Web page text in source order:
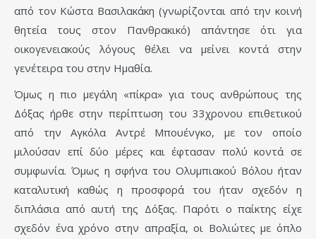
από τον Κώστα Βασιλακάκη (γνωρίζονται από την κοινή
θητεία τους στον Πανθρακικό) απάντησε ότι για
οικογενειακούς λόγους θέλει να μείνει κοντά στην
γενέτειρα του στην Ημαθία.
Όμως η πιο μεγάλη «πίκρα» για τους ανθρώπους της
Δόξας ήρθε στην περίπτωση του 33χρονου επιθετικού
από την Αγκόλα Αντρέ Μπουένγκο, με τον οποίο
μιλούσαν επί δύο μέρες και έφτασαν πολύ κοντά σε
συμφωνία. Όμως η σφήνα του Ολυμπιακού Βόλου ήταν
καταλυτική καθώς η προσφορά του ήταν σχεδόν η
διπλάσια από αυτή της Δόξας. Παρότι ο παίκτης είχε
σχεδόν ένα χρόνο στην απραξία, οι Βολιώτες με όπλο